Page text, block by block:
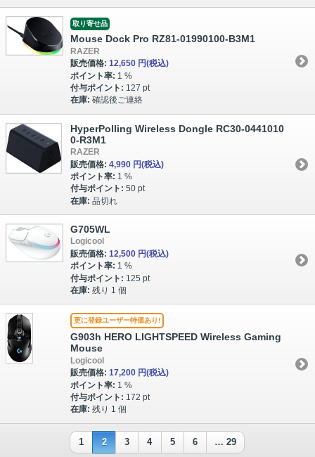
取り寄せ品
Mouse Dock Pro RZ81-01990100-B3M1
RAZER
販売価格: 12,650 円(税込)
ポイント率: 1 %
付与ポイント: 127 pt
在庫: 確認後ご連絡
HyperPolling Wireless Dongle RC30-0441010
0-R3M1
RAZER
販売価格: 4,990 円(税込)
ポイント率: 1 %
付与ポイント: 50 pt
在庫: 品切れ
G705WL
Logicool
販売価格: 12,500 円(税込)
ポイント率: 1 %
付与ポイント: 125 pt
在庫: 残り 1 個
更に登録ユーザー特価あり!
G903h HERO LIGHTSPEED Wireless Gaming
Mouse
Logicool
販売価格: 17,200 円(税込)
ポイント率: 1 %
付与ポイント: 172 pt
在庫: 残り 1 個
1 2 3 4 5 6 … 29